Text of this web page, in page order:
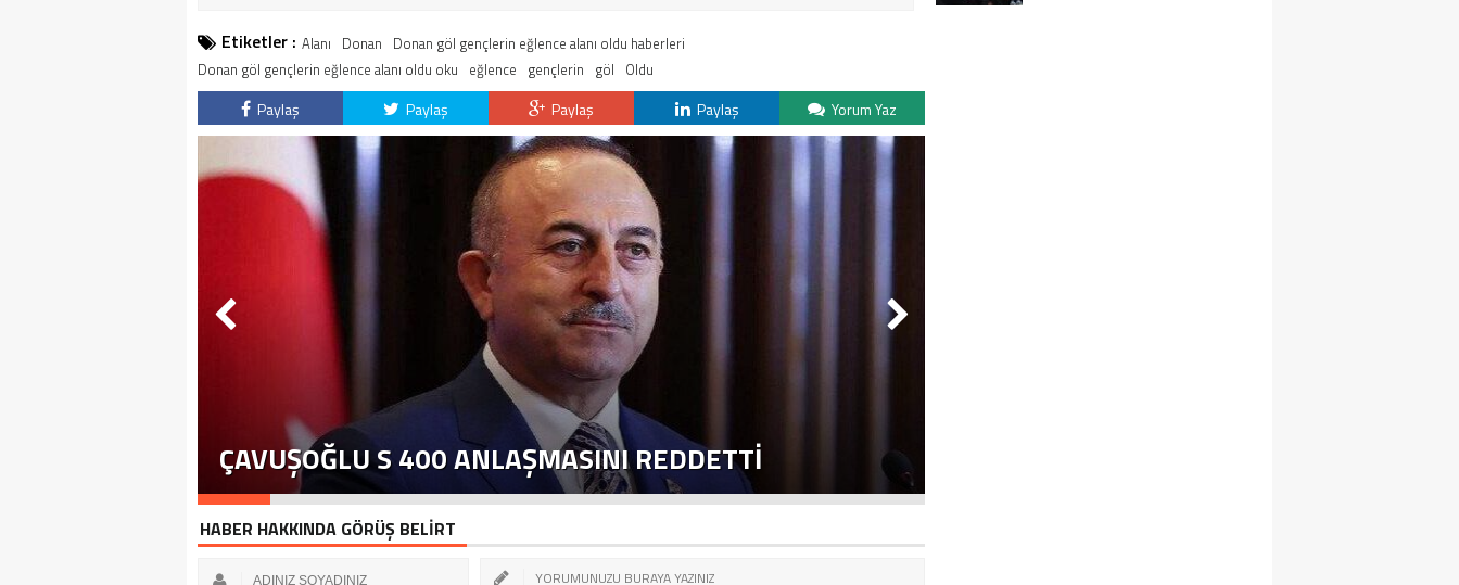
Etiketler : Alanı Donan Donan göl gençlerin eğlence alanı oldu haberleri
Donan göl gençlerin eğlence alanı oldu oku eğlence gençlerin göl Oldu
Paylaş Paylaş Paylaş Paylaş Yorum Yaz
ÇAVUŞOĞLU S 400 ANLAŞMASINI REDDETTI
HABER HAKKINDA GÖRÜŞ BELİRT